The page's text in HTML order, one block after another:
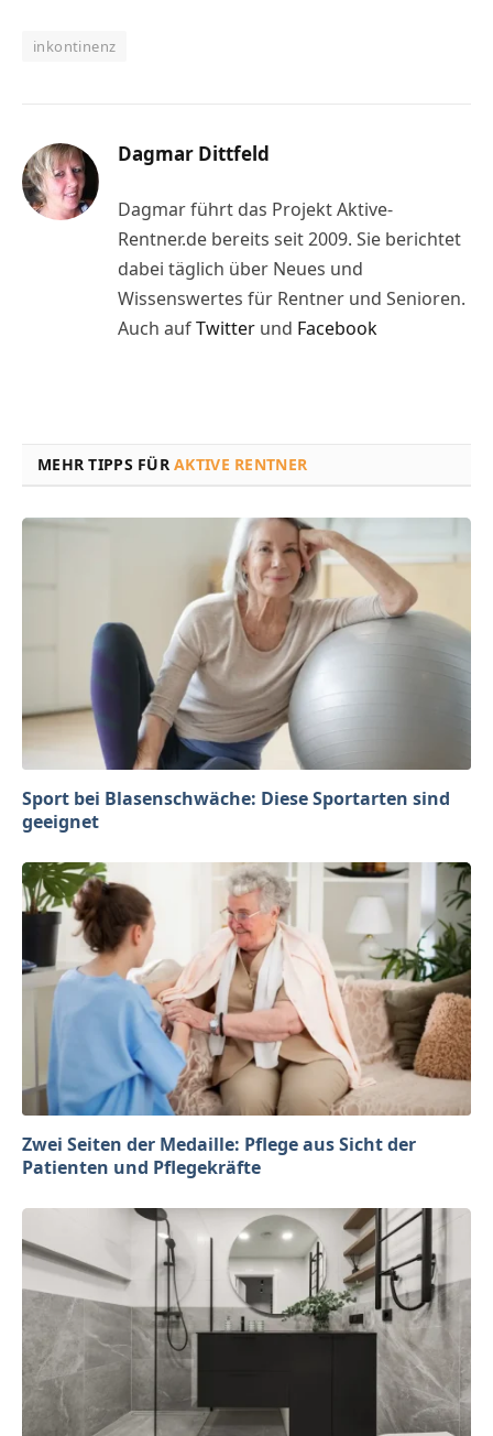
inkontinenz
Dagmar Dittfeld
Dagmar führt das Projekt Aktive-
Rentner.de bereits seit 2009. Sie berichtet
dabei täglich über Neues und
Wissenswertes für Rentner und Senioren.
Auch aufTwitter und Facebook
MEHR TIPPS FÜRAKTIVE RENTNER
Sport bei Blasenschwäche: Diese Sportarten sind
geeignet
Zwei Seiten der Medaille: Pflege aus Sicht der
Patienten und Pflegekräfte